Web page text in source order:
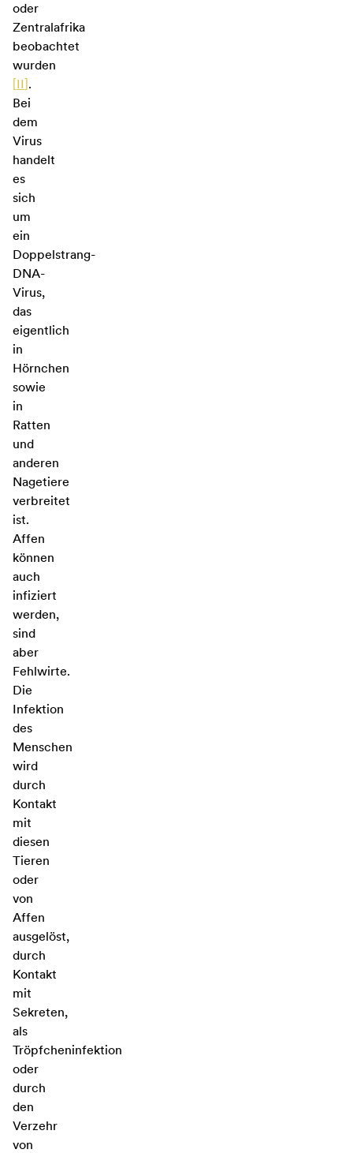
oder
Zentralafrika
beobachtet
wurden
[II].
Bei
dem
Virus
handelt
es
sich
um
ein
Doppelstrang-
DNA-
Virus,
das
eigentlich
in
Hörnchen
sowie
in
Ratten
und
anderen
Nagetiere
verbreitet
ist.
Affen
können
auch
infiziert
werden,
sind
aber
Fehlwirte.
Die
Infektion
des
Menschen
wird
durch
Kontakt
mit
diesen
Tieren
oder
von
Affen
ausgelöst,
durch
Kontakt
mit
Sekreten,
als
Tröpfcheninfektion
oder
durch
den
Verzehr
von